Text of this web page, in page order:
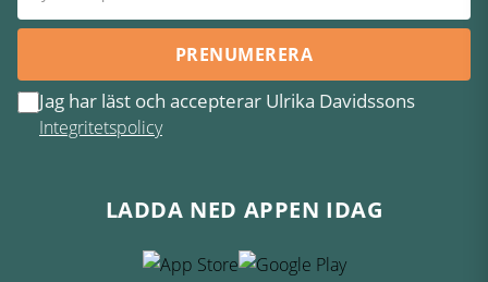
PRENUMERERA
Jag har läst och accepterar Ulrika Davidssons
Integritetspolicy
LADDA NED APPEN IDAG